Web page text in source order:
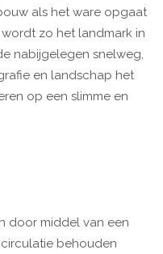
als het ware opgaat
zo het landmark in
nabijgelegen snelweg,
en landschap het
op een slimme en
door middel van een
behouden